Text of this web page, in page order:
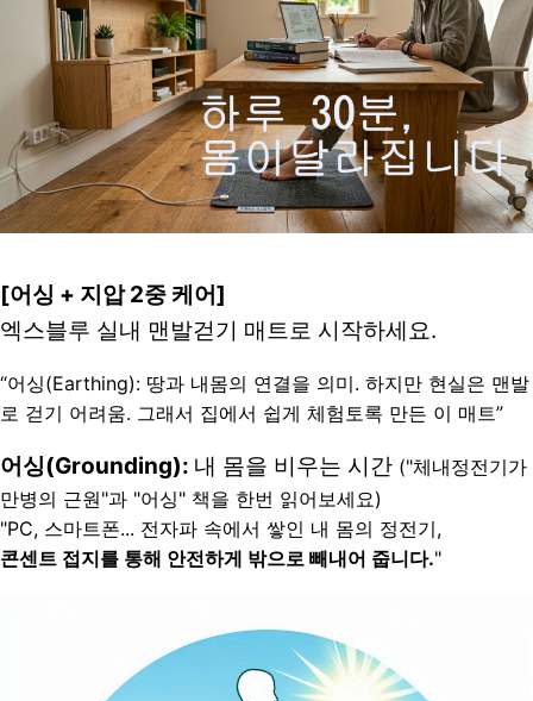
[어싱 + 지압 2중 케어]
엑스블루 실내 맨발걷기 매트로 시작하세요.
“어싱(Earthing): 땅과 내몸의 연결을 의미. 하지만 현실은 맨발
로 걷기 어려움. 그래서 집에서 쉽게 체험토록 만든 이 매트”
어싱(Grounding): 내 몸을 비우는 시간 ("체내정전기가
만병의 근원"과 "어싱" 책을 한번 읽어보세요)
"PC, 스마트폰... 전자파 속에서 쌓인 내 몸의 정전기,
콘센트 접지를 통해 안전하게 밖으로 빼내어 줍니다."